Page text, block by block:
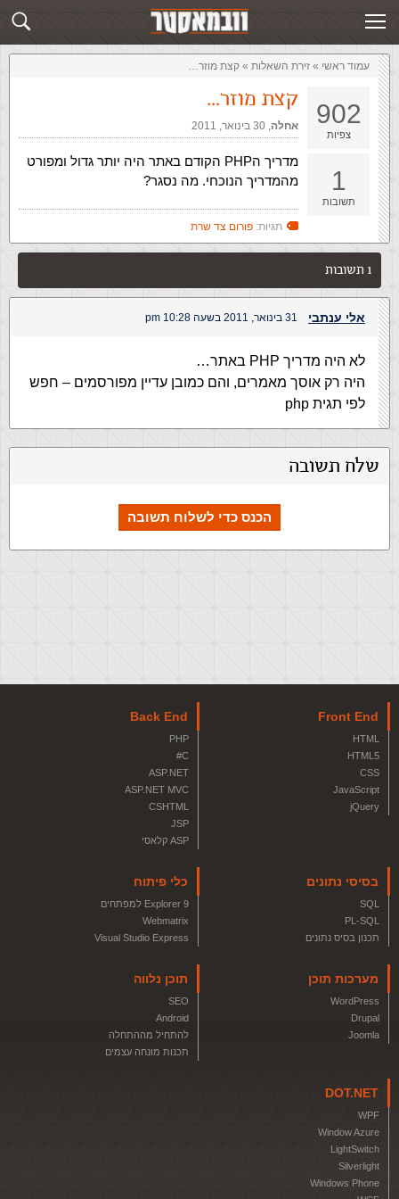
שלח תשובה זירת השאלות
עמוד ראשי » ‏זירת השאלות‏ » קצת מוזר…
902
צפיות
1
תשובות
קצת מוזר…
אחלה,‏ 30 בינואר, 2011
מדריך הPHP הקודם באתר היה יותר גדול ומפורט
מהמדריך הנוכחי. מה נסגר?
תגיות: פורום צד שרת
1 תשובות
אלי ענתבי 31 בינואר, 2011 בשעה 10:28 pm
לא היה מדריך PHP באתר…
היה רק אוסך מאמרים, והם כמובן עדיין מפורסמים – חפש
לפי תגית php
שלח תשובה
הכנס כדי לשלוח תשובה
Front End
HTML
HTML5
CSS
JavaScript
jQuery
Back End
PHP
C#
ASP.NET
ASP.NET MVC
CSHTML
JSP
ASP קלאסי
בסיסי נתונים
SQL
PL-SQL
תכנון בסיס נתונים
כלי פיתוח
Explorer 9 למפתחים
Webmatrix
Visual Studio Express
מערכות תוכן
WordPress
Drupal
Joomla
תוכן נלווה
SEO
Android
להתחיל מההתחלה
תכנות מונחה עצמים
DOT.NET
WPF
Window Azure
LightSwitch
Silverlight
Windows Phone